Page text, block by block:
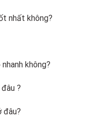
nhất không?
không?
?
đâu?